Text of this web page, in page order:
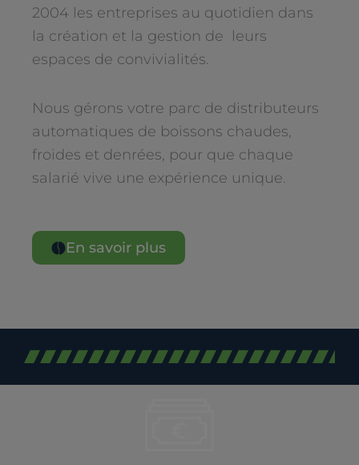
2004 les entreprises au quotidien dans
la création et la gestion de leurs
espaces de convivialités.
Nous gérons votre parc de distributeurs
automatiques de boissons chaudes,
froides et denrées, pour que chaque
salarié vive une expérience unique.
En savoir plus